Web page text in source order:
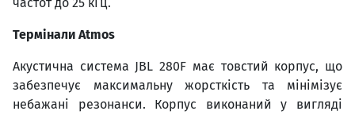
частот до 25 кГц.
Термінали Atmos
Акустична система JBL 280F має товстий корпус, що
забезпечує максимальну жорсткість та мінімізує
небажані резонанси. Корпус виконаний у вигляді